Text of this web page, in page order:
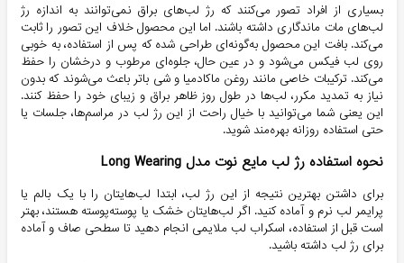
بسیاری از افراد تصور می‌کنند که رژ لب‌های براق نمی‌توانند به اندازه رژ
لب‌های مات ماندگاری داشته باشند. اما این محصول خلاف این تصور را ثابت
می‌کند. بافت این محصول به‌گونه‌ای طراحی شده که پس از استفاده، به خوبی
روی لب فیکس می‌شود و در عین حال، جلوه‌ای مرطوب و درخشان را حفظ
می‌کند. ترکیبات خاصی مانند روغن ماکادمیا و شی باتر باعث می‌شوند که بدون
نیاز به تمدید مکرر، لب‌ها در طول روز ظاهر براق و زیبای خود را حفظ کنند.
این یعنی شما می‌توانید با خیال راحت از این رژ لب در مراسم‌ها، جلسات یا
حتی استفاده روزانه بهره‌مند شوید.
نحوه استفاده رژ لب مایع نوت مدل Long Wearing
برای داشتن بهترین نتیجه از این رژ لب، ابتدا لب‌هایتان را با یک بالم یا
پرایمر لب نرم و آماده کنید. اگر لب‌هایتان خشک یا پوسته‌پوسته هستند، بهتر
است قبل از استفاده، اسکراب لب ملایمی انجام دهید تا سطحی صاف و آماده
برای رژ لب داشته باشید.